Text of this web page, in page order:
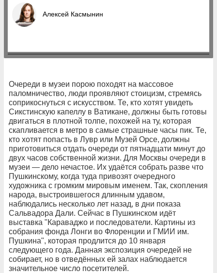
Алексей Касмынин
Очереди в музеи порою походят на массовое
паломничество, люди проявляют стоицизм, стремясь
соприкоснуться с искусством. Те, кто хотят увидеть
Сикстинскую капеллу в Ватикане, должны быть готовы
двигаться в плотной толпе, похожей на ту, которая
скапливается в метро в самые страшные часы пик. Те,
кто хотят попасть в Лувр или Музей Орсе, должны
приготовиться отдать очереди от пятнадцати минут до
двух часов собственной жизни. Для Москвы очереди в
музеи — дело нечастое. Их удаётся собрать разве что
Пушкинскому, когда туда привозят очередного
художника с громким мировым именем. Так, скопления
народа, выстроившегося длинным удавом,
наблюдались несколько лет назад, в дни показа
Сальвадора Дали. Сейчас в Пушкинском идёт
выставка "Караваджо и последователи. Картины из
собрания фонда Лонги во Флоренции и ГМИИ им.
Пушкина", которая продлится до 10 января
следующего года. Данная экспозиция очередей не
собирает, но в отведённых ей залах наблюдается
значительное число посетителей.